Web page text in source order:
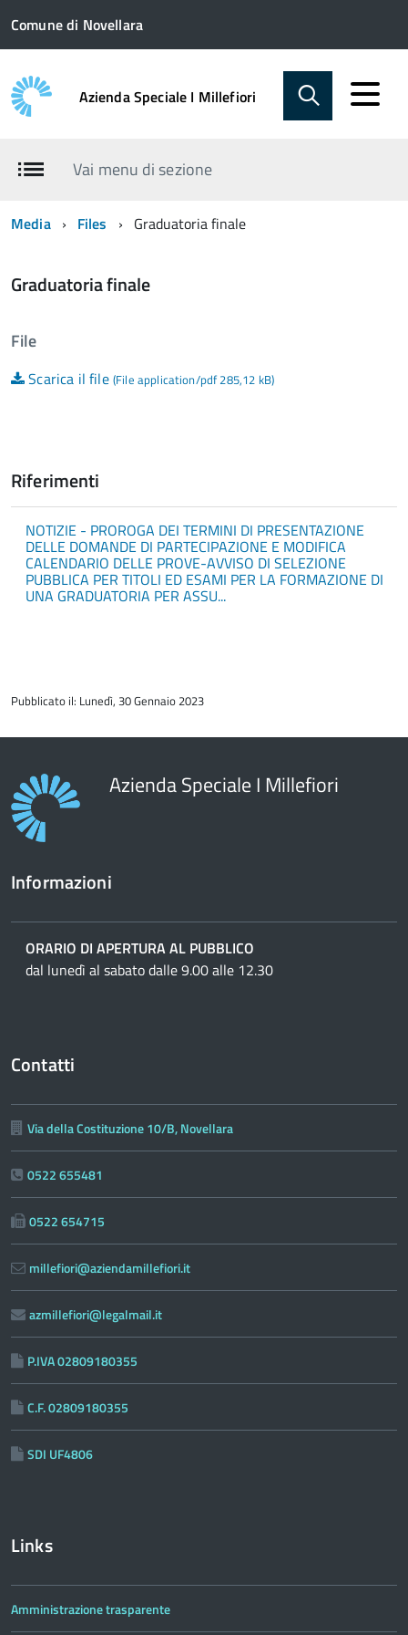
Comune di Novellara
Azienda Speciale I Millefiori
Vai menu di sezione
Media Files Graduatoria finale
Graduatoria finale
File
Scarica il file (File application/pdf 285,12 kB)
Riferimenti
NOTIZIE - PROROGA DEI TERMINI DI PRESENTAZIONE
DELLE DOMANDE DI PARTECIPAZIONE E MODIFICA
CALENDARIO DELLE PROVE-AVVISO DI SELEZIONE
PUBBLICA PER TITOLI ED ESAMI PER LA FORMAZIONE DI
UNA GRADUATORIA PER ASSU...
del
Pubblicato il: Lunedì, 30 Gennaio 2023
Azienda Speciale I Millefiori
Informazioni
ORARIO DI APERTURA AL PUBBLICO
dal lunedì al sabato dalle 9.00 alle 12.30
Contatti
Via della Costituzione 10/B, Novellara
0522 655481
0522 654715
millefiori@aziendamillefiori.it
azmillefiori@legalmail.it
P.IVA 02809180355
C.F. 02809180355
SDI UF4806
Links
Amministrazione trasparente